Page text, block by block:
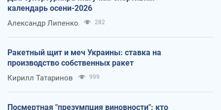
календарь осени-2026
Александр Липенко 282
Ракетный щит и меч Украины: ставка на
производство собственных ракет
Кирилл Татаринов 999
Посмертная "презумпция виновности": кто